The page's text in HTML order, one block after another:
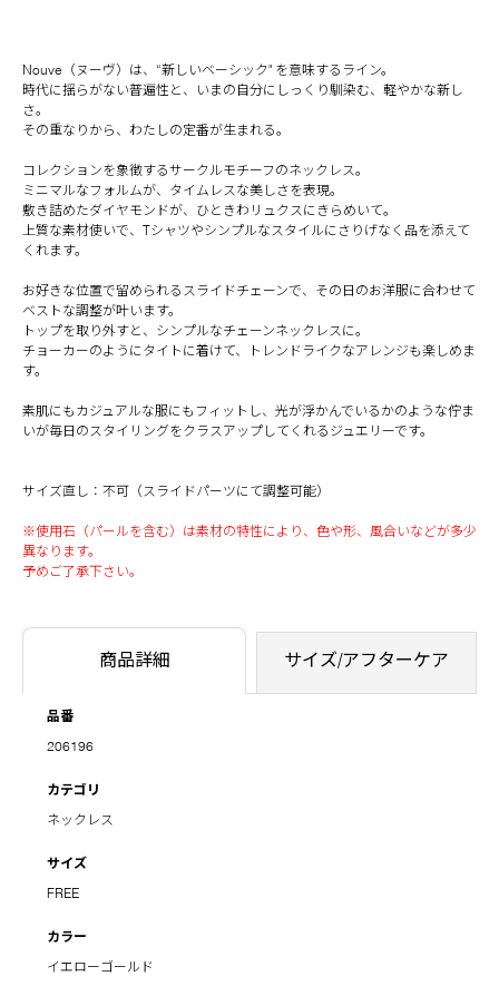
Nouve（ヌーヴ）は、“新しいベーシック" を意味するライン。
時代に揺らがない普遍性と、いまの自分にしっくり馴染む、軽やかな新し
さ。
その重なりから、わたしの定番が生まれる。
コレクションを象徴するサークルモチーフのネックレス。
ミニマルなフォルムが、タイムレスな美しさを表現。
敷き詰めたダイヤモンドが、ひときわリュクスにきらめいて。
上質な素材使いで、Tシャツやシンプルなスタイルにさりげなく品を添えて
くれます。
お好きな位置で留められるスライドチェーンで、その日のお洋服に合わせて
ベストな調整が叶います。
トップを取り外すと、シンプルなチェーンネックレスに。
チョーカーのようにタイトに着けて、トレンドライクなアレンジも楽しめま
す。
素肌にもカジュアルな服にもフィットし、光が浮かんでいるかのような佇ま
いが毎日のスタイリングをクラスアップしてくれるジュエリーです。
サイズ直し：不可（スライドパーツにて調整可能）
※使用石（パールを含む）は素材の特性により、色や形、風合いなどが多少
異なります。
予めご了承下さい。
商品詳細 サイズ/アフターケア
品番
206196
カテゴリ
ネックレス
サイズ
FREE
カラー
イエローゴールド